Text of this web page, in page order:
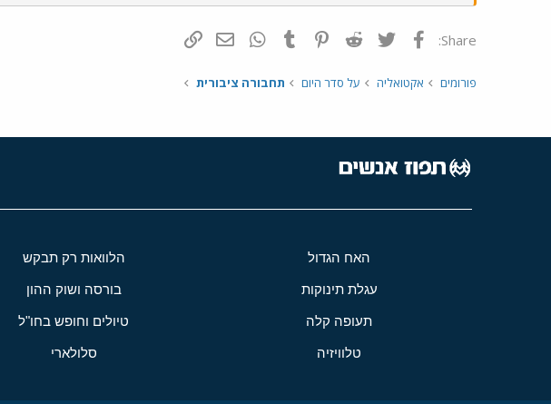
Share: פייסבוק Twitter
Reddit
Pinterest
Tumblr
WhatsAppדואר אלקטרוני
פורומים אקטואליה על סדר היום תחבורה ציבורית
האח הגדול הלוואות רק תבקש
עגלת תינוקות בורסה ושוק ההון
תעופה קלה טיולים וחופש בחו"ל
טלוויזיה סלולארי